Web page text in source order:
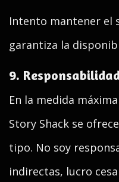
Intento mantener el
garantiza la
9.
En la medida
Story Shack se
tipo. No soy
indirectas, lucro